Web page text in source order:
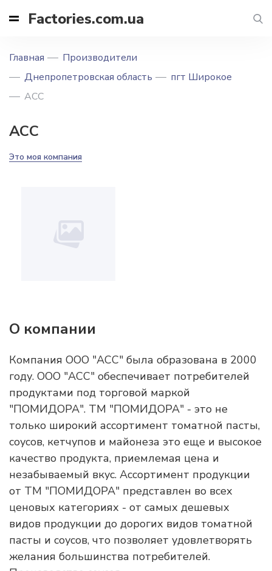
Factories.com.ua
Главная
Производители
Днепропетровская область
пгт Широкое
АСС
АСС
Это моя компания
О компании
Компания ООО "АСС" была образована в 2000
году. ООО "АСС" обеспечивает потребителей
продуктами под торговой маркой
"ПОМИДОРА". ТМ "ПОМИДОРА" - это не
только широкий ассортимент томатной пасты,
соусов, кетчупов и майонеза это еще и высокое
качество продукта, приемлемая цена и
незабываемый вкус. Ассортимент продукции
от ТМ "ПОМИДОРА" представлен во всех
ценовых категориях - от самых дешевых
видов продукции до дорогих видов томатной
пасты и соусов, что позволяет удовлетворять
желания большинства потребителей.